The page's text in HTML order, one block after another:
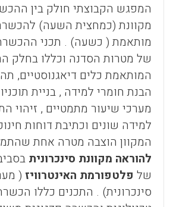
המפגש הקבוצתי חולק בין
מקוונת (כמחצית השעה)
מותאמת ( כשעה) . תכני
של מטרות הסדנה וכללו בחלק
המותאמת כלים דיאגנוסטיים,
הבנת חומרי למידה , בניית
מערכי שיעור מתמטיים , זיהוי
למידה שונים וכתיבת דוחות
המקוון הוצבה מטרה אחת
להוראה מקוונת סינכרונית
של פלטפורמת האינטרוויז (
סינכרונית) . התכנים כללו